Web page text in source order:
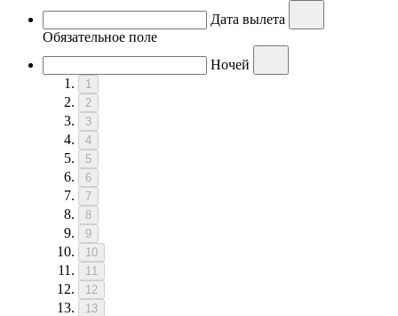
Дата вылета
Обязательное поле
Ночей
1
2
3
4
5
6
7
8
9
10
11
12
13